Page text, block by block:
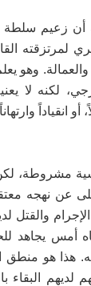
أن زعيم سلطة
لمرتزقته
والعمالة. وهو
لكنه لا
انقياداً
مشروطة،
عن نهجه
والقتل
أمس يجاهد
هذا هو منطق
لديهم